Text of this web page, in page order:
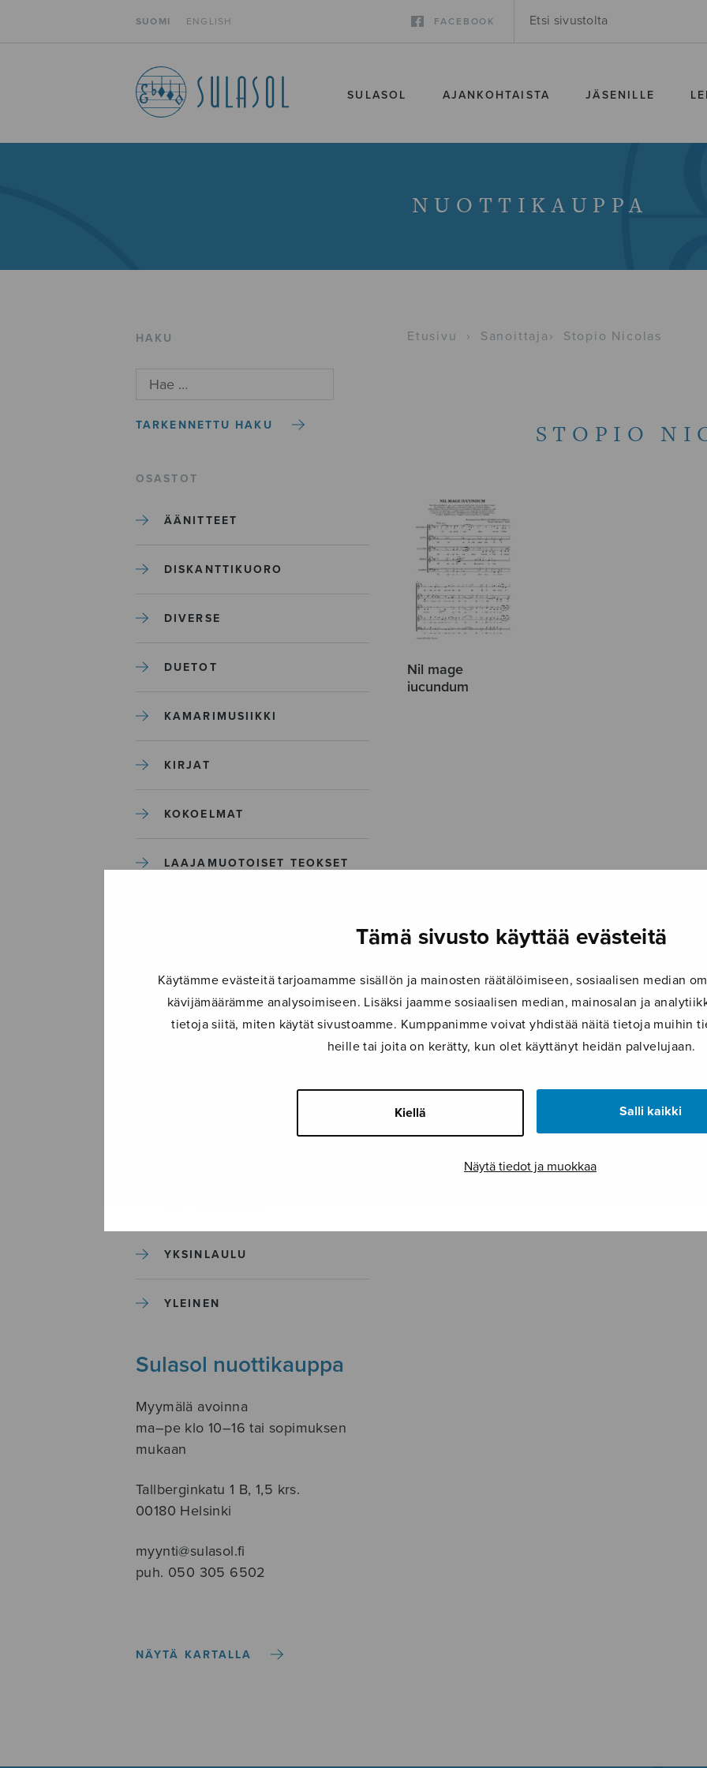
Tämä sivusto käyttää evästeitä
Käytämme evästeitä tarjoamamme sisällön ja mainosten räätälöimiseen, sosiaalisen median
kävijämäärämme analysoimiseen. Lisäksi jaamme sosiaalisen median, mainosalan ja
tietoja siitä, miten käytät sivustoamme. Kumppanimme voivat yhdistää näitä tietoja muihin
heille tai joita on kerätty, kun olet käyttänyt heidän palvelujaan.
Kiellä Salli kaikki
Näytä tiedot ja muokkaa
SUOMI ENGLISH FACEBOOK
SULASOL AJANKOHTAISTA JÄSENILLE
NUOTTIKAUPPA
HAKU
TARKENNETTU HAKU
OSASTOT
ÄÄNITTEET
DISKANTTIKUORO
DIVERSE
DUETOT
KAMARIMUSIIKKI
KIRJAT
KOKOELMAT
LAAJAMUOTOISET TEOKSET
MUUT
YKSINLAULU
YLEINEN
Sulasol nuottikauppa
Myymälä avoinna
ma–pe klo 10–16 tai sopimuksen
mukaan
Tallberginkatu 1 B, 1,5 krs.
00180 Helsinki
myynti@sulasol.fi
puh. 050 305 6502
NÄYTÄ KARTALLA
Etusivu › Sanoittaja › Stopio Nicolas
STOPIO
Nil mage
iucundum